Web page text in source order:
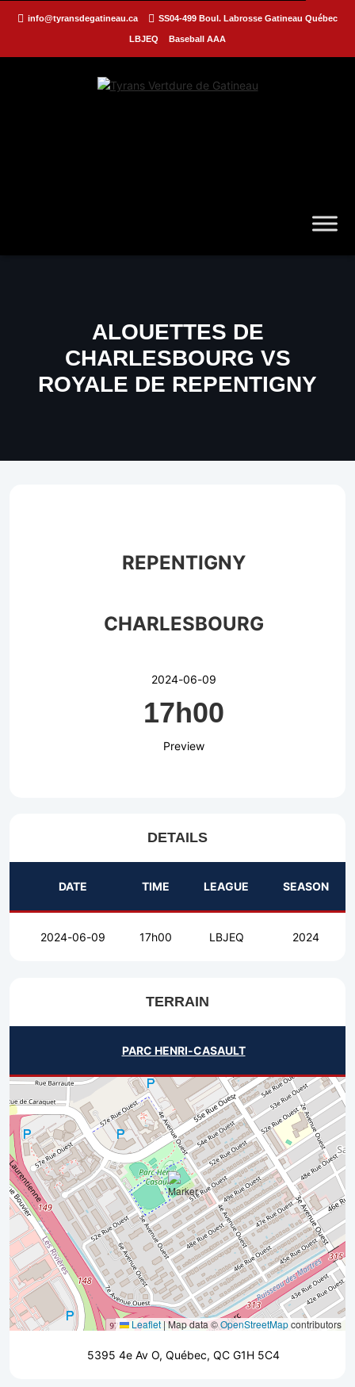
info@tyransdegatineau.ca SS04-499 Boul. Labrosse Gatineau Québec
LBJEQ Baseball AAA
ALOUETTES DE
CHARLESBOURG VS
ROYALE DE REPENTIGNY
REPENTIGNY
CHARLESBOURG
2024-06-09
17h00
Preview
DETAILS
DATE TIME LEAGUE SEASON
2024-06-09 17h00 LBJEQ 2024
TERRAIN
PARC HENRI-CASAULT
Leaflet|Map data ©OpenStreetMapcontributors
5395 4e Av O, Québec, QC G1H 5C4